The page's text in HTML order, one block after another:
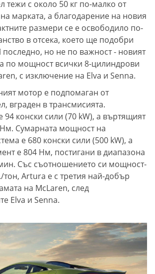
тежи с около 50 кг по-малко от
марката, а благодарение на новия
размери се е освободило по-
в отсека, което ще подобри
но не по важност - новият
по мощност всички 8-цилиндрови
с изключение на Elva и Senna.
мотор е подпомаган от
вграден в трансмисията.
конски сили (70 kW), а въртящият
Сумарната мощност на
е 680 конски сили (500 kW), а
е 804 Нм, постигани в диапазона
Със съотношението си мощност-
тон, Artura е с третия най-добър
на McLaren, след
Elva и Senna.